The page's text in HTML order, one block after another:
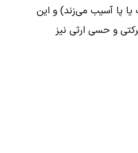
پا آسیب می‌زند) و این
و حسی ارثی نیز